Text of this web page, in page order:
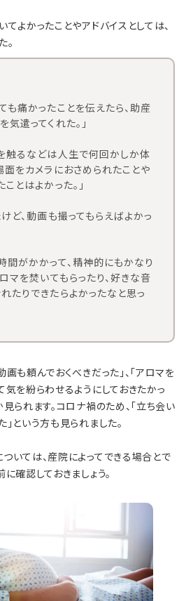
よかったことやアドバイスとしては、
。
も痛かったことを伝えたら、助産
遣ってくれた。」
触るなどは人生で何回かしか体
面をカメラにおさめられたことや
とはよかった。」
ど、動画も撮ってもらえばよかっ
間がかかって、精神的にもかなり
マを焚いてもらったり、好きな音
たりできたらよかったなと思っ
も頼んでおくべきだった」、「アロマを
を紛らわせるようにしておきたかっ
られます。コロナ禍のため、「立ち会い
という方も見られました。
いては、産院によってできる場合とで
確認しておきましょう。